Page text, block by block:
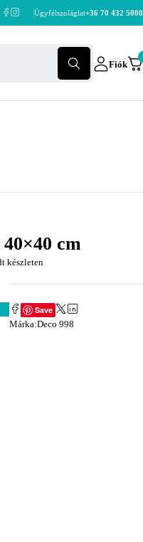
Ügyfélszoláglat+36 70 432 5000
Fiók
cm
készleten
Save
Márka:Deco 998